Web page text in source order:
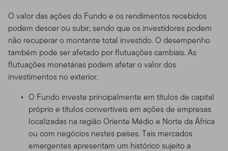
O valor das ações do Fundo e os rendimentos recebidos
podem descer ou subir, sendo que os investidores podem
não recuperar o montante total investido. O desempenho
também pode ser afetado por flutuações cambiais. As
flutuações monetárias podem afetar o valor dos
investimentos no exterior.
O Fundo investe principalmente em títulos de capital
próprio e títulos convertíveis em ações de empresas
localizadas na região Oriente Médio e Norte da África
ou com negócios nestes países. Tais mercados
emergentes apresentam um histórico sujeito a